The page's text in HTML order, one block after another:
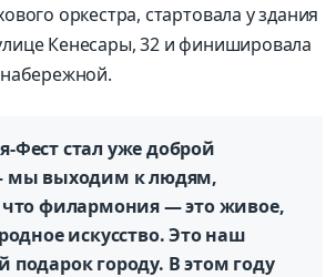
оркестра, стартовала у здания
Кенесары, 32 и финишировала
стал уже доброй
мы выходим к людям,
филармония — это живое,
искусство. Это наш
городу. В этом году